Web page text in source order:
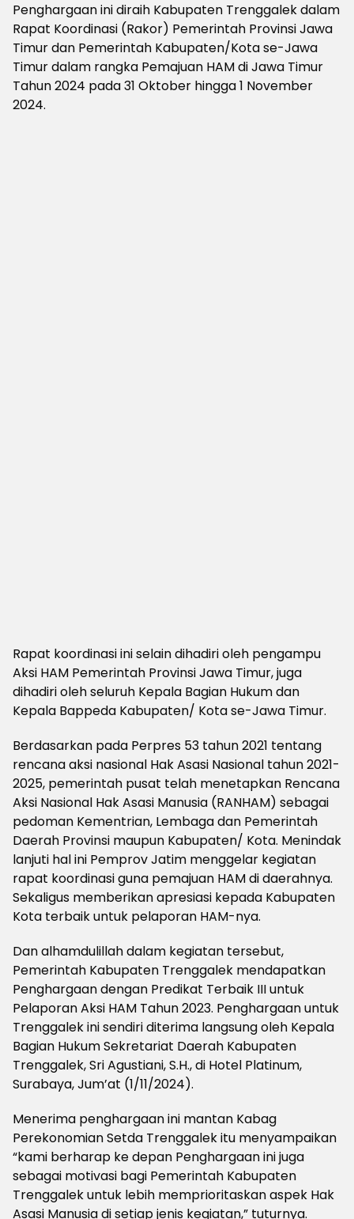
Penghargaan ini diraih Kabupaten Trenggalek dalam
Rapat Koordinasi (Rakor) Pemerintah Provinsi Jawa
Timur dan Pemerintah Kabupaten/Kota se-Jawa
Timur dalam rangka Pemajuan HAM di Jawa Timur
Tahun 2024 pada 31 Oktober hingga 1 November
2024.
Rapat koordinasi ini selain dihadiri oleh pengampu
Aksi HAM Pemerintah Provinsi Jawa Timur, juga
dihadiri oleh seluruh Kepala Bagian Hukum dan
Kepala Bappeda Kabupaten/ Kota se-Jawa Timur.
Berdasarkan pada Perpres 53 tahun 2021 tentang
rencana aksi nasional Hak Asasi Nasional tahun 2021-
2025, pemerintah pusat telah menetapkan Rencana
Aksi Nasional Hak Asasi Manusia (RANHAM) sebagai
pedoman Kementrian, Lembaga dan Pemerintah
Daerah Provinsi maupun Kabupaten/ Kota. Menindak
lanjuti hal ini Pemprov Jatim menggelar kegiatan
rapat koordinasi guna pemajuan HAM di daerahnya.
Sekaligus memberikan apresiasi kepada Kabupaten
Kota terbaik untuk pelaporan HAM-nya.
Dan alhamdulillah dalam kegiatan tersebut,
Pemerintah Kabupaten Trenggalek mendapatkan
Penghargaan dengan Predikat Terbaik III untuk
Pelaporan Aksi HAM Tahun 2023. Penghargaan untuk
Trenggalek ini sendiri diterima langsung oleh Kepala
Bagian Hukum Sekretariat Daerah Kabupaten
Trenggalek, Sri Agustiani, S.H., di Hotel Platinum,
Surabaya, Jum’at (1/11/2024).
Menerima penghargaan ini mantan Kabag
Perekonomian Setda Trenggalek itu menyampaikan
“kami berharap ke depan Penghargaan ini juga
sebagai motivasi bagi Pemerintah Kabupaten
Trenggalek untuk lebih memprioritaskan aspek Hak
Asasi Manusia di setiap jenis kegiatan,” tuturnya.